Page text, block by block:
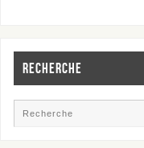
RECHERCHE